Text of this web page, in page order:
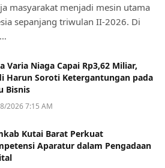
masyarakat menjadi mesin utama
sepanjang triwulan II-2026. Di
Varia Niaga Capai Rp3,62 Miliar,
Harun Soroti Ketergantungan pada
Bisnis
2026 7:15 AM
Kutai Barat Perkuat
Aparatur dalam Pengadaan